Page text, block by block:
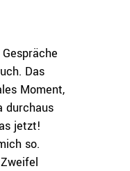
Das
Moment,
durchaus
jetzt!
so.